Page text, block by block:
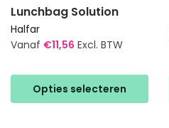
Lunchbag Solution
Halfar
Vanaf €11,56 Excl. BTW
Opties selecteren
product
heeft